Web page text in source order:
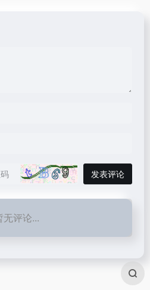
发表评论
无评论...